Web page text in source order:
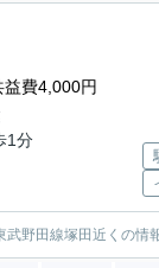
益費4,000円
1分
野田線塚田近くの情